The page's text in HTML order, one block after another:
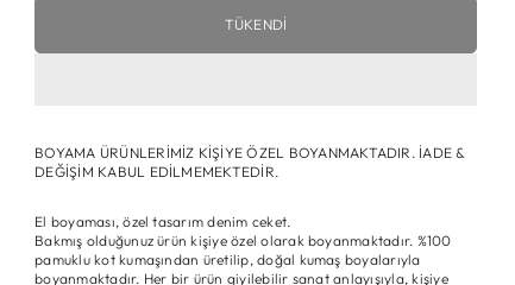
TÜKENDI
BOYAMA ÜRÜNLERİMİZ KİŞİYE ÖZEL BOYANMAKTADIR. İADE &
DEĞİŞİM KABUL EDİLMEMEKTEDİR.
El boyaması, özel tasarım denim ceket.
Bakmış olduğunuz ürün kişiye özel olarak boyanmaktadır. %100
pamuklu kot kumaşından üretilip, doğal kumaş boyalarıyla
boyanmaktadır. Her bir ürün giyilebilir sanat anlayışıyla, kişiye